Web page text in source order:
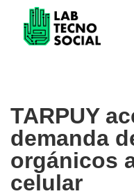
Saltar
TARPUY
demanda
orgánicos
celular